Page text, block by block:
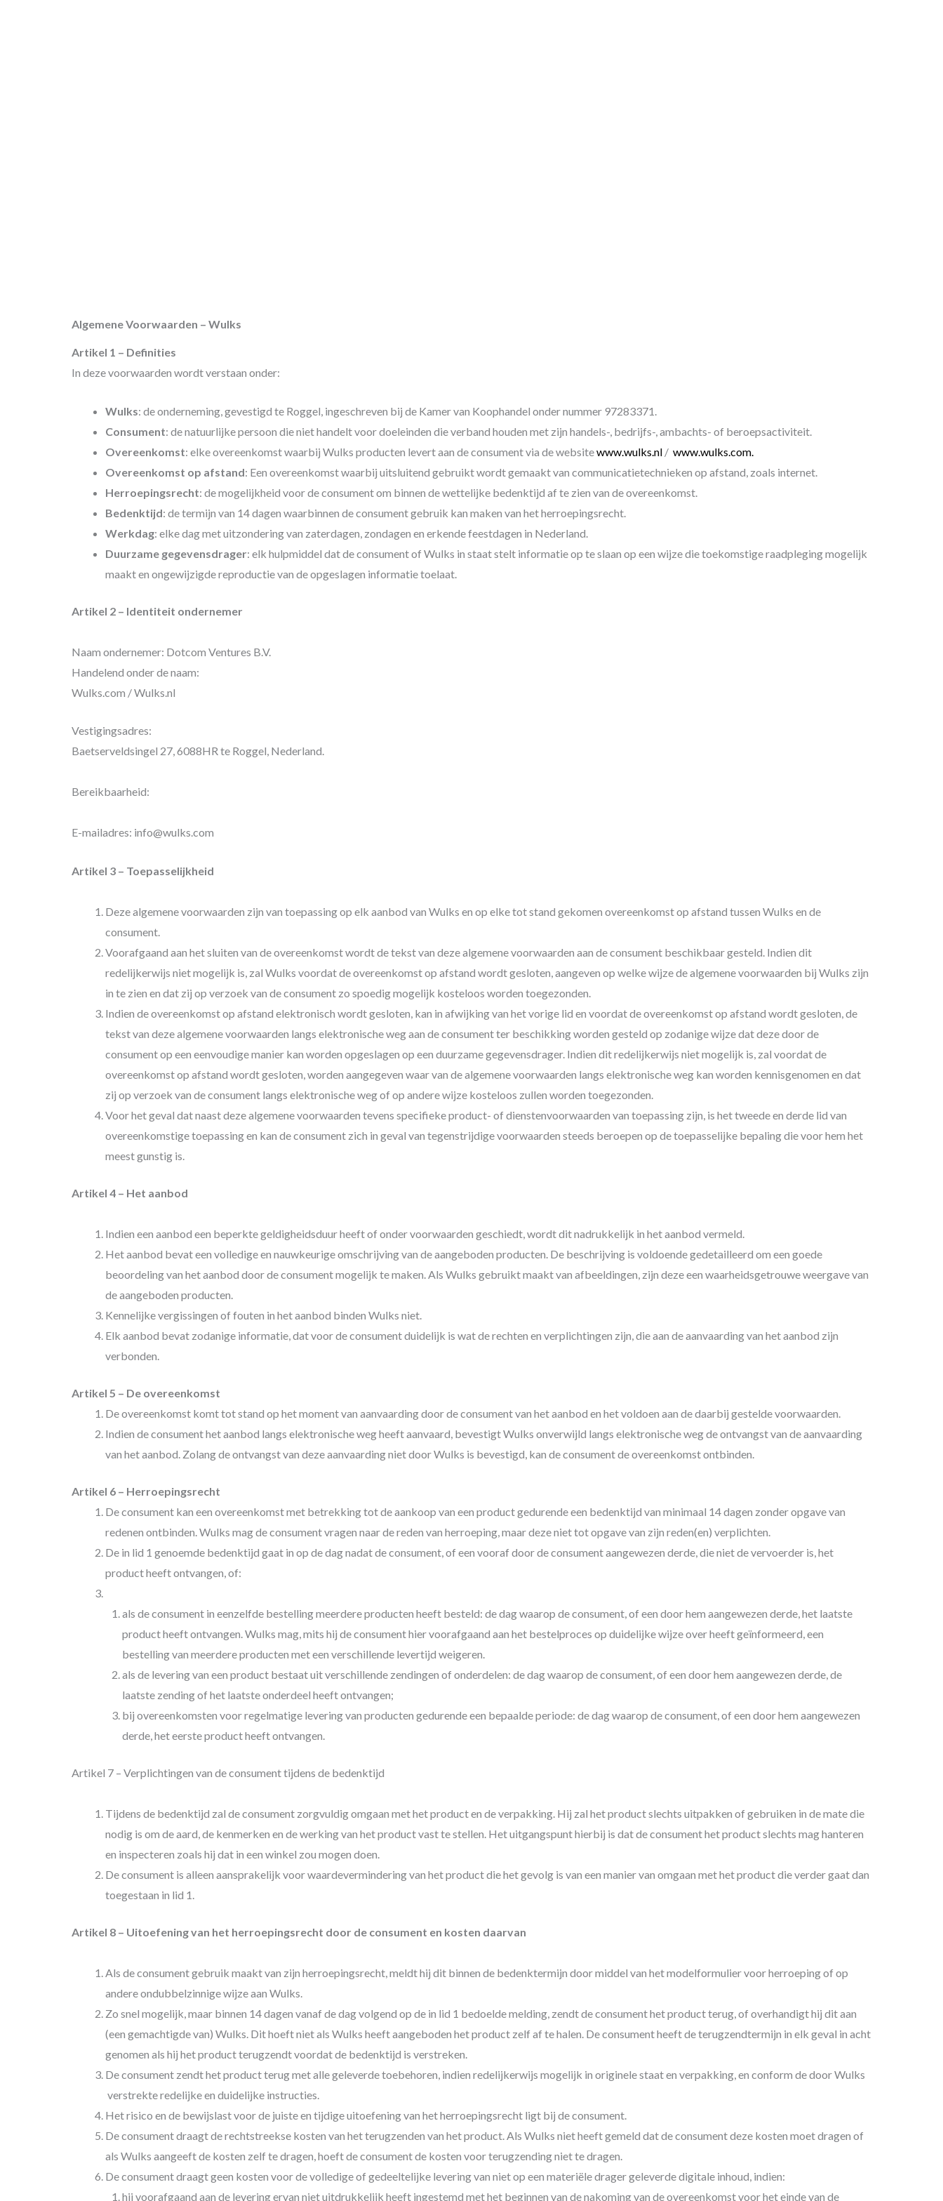
Algemene Voorwaarden – Wulks
Artikel 1 – Definities
In deze voorwaarden wordt verstaan onder:
Wulks: de onderneming, gevestigd te Roggel, ingeschreven bij de Kamer van Koophandel onder nummer 97283371.
Consument: de natuurlijke persoon die niet handelt voor doeleinden die verband houden met zijn handels-, bedrijfs-, ambachts- of beroepsactiviteit.
Overeenkomst: elke overeenkomst waarbij Wulks producten levert aan de consument via de websitewww.wulks.nl / www.wulks.com.
Overeenkomst op afstand: Een overeenkomst waarbij uitsluitend gebruikt wordt gemaakt van communicatietechnieken op afstand, zoals internet.
Herroepingsrecht: de mogelijkheid voor de consument om binnen de wettelijke bedenktijd af te zien van de overeenkomst.
Bedenktijd: de termijn van 14 dagen waarbinnen de consument gebruik kan maken van het herroepingsrecht.
Werkdag: elke dag met uitzondering van zaterdagen, zondagen en erkende feestdagen in Nederland.
Duurzame gegevensdrager: elk hulpmiddel dat de consument of Wulks in staat stelt informatie op te slaan op een wijze die toekomstige raadpleging mogelijk
maakt en ongewijzigde reproductie van de opgeslagen informatie toelaat.
Artikel 2 – Identiteit ondernemer
Naam ondernemer: Dotcom Ventures B.V.
Handelend onder de naam:
Wulks.com / Wulks.nl
Vestigingsadres:
Baetserveldsingel 27, 6088HR te Roggel, Nederland.
Bereikbaarheid:
E-mailadres: info@wulks.com
Artikel 3 – Toepasselijkheid
Deze algemene voorwaarden zijn van toepassing op elk aanbod van Wulks en op elke tot stand gekomen overeenkomst op afstand tussen Wulks en de
consument.
Voorafgaand aan het sluiten van de overeenkomst wordt de tekst van deze algemene voorwaarden aan de consument beschikbaar gesteld. Indien dit
redelijkerwijs niet mogelijk is, zal Wulks voordat de overeenkomst op afstand wordt gesloten, aangeven op welke wijze de algemene voorwaarden bij Wulks zijn
in te zien en dat zij op verzoek van de consument zo spoedig mogelijk kosteloos worden toegezonden.
Indien de overeenkomst op afstand elektronisch wordt gesloten, kan in afwijking van het vorige lid en voordat de overeenkomst op afstand wordt gesloten, de
tekst van deze algemene voorwaarden langs elektronische weg aan de consument ter beschikking worden gesteld op zodanige wijze dat deze door de
consument op een eenvoudige manier kan worden opgeslagen op een duurzame gegevensdrager. Indien dit redelijkerwijs niet mogelijk is, zal voordat de
overeenkomst op afstand wordt gesloten, worden aangegeven waar van de algemene voorwaarden langs elektronische weg kan worden kennisgenomen en dat
zij op verzoek van de consument langs elektronische weg of op andere wijze kosteloos zullen worden toegezonden.
Voor het geval dat naast deze algemene voorwaarden tevens specifieke product- of dienstenvoorwaarden van toepassing zijn, is het tweede en derde lid van
overeenkomstige toepassing en kan de consument zich in geval van tegenstrijdige voorwaarden steeds beroepen op de toepasselijke bepaling die voor hem het
meest gunstig is.
Artikel 4 – Het aanbod
Indien een aanbod een beperkte geldigheidsduur heeft of onder voorwaarden geschiedt, wordt dit nadrukkelijk in het aanbod vermeld.
Het aanbod bevat een volledige en nauwkeurige omschrijving van de aangeboden producten. De beschrijving is voldoende gedetailleerd om een goede
beoordeling van het aanbod door de consument mogelijk te maken. Als Wulks gebruikt maakt van afbeeldingen, zijn deze een waarheidsgetrouwe weergave van
de aangeboden producten.
Kennelijke vergissingen of fouten in het aanbod binden Wulks niet.
Elk aanbod bevat zodanige informatie, dat voor de consument duidelijk is wat de rechten en verplichtingen zijn, die aan de aanvaarding van het aanbod zijn
verbonden.
Artikel 5 – De overeenkomst
De overeenkomst komt tot stand op het moment van aanvaarding door de consument van het aanbod en het voldoen aan de daarbij gestelde voorwaarden.
Indien de consument het aanbod langs elektronische weg heeft aanvaard, bevestigt Wulks onverwijld langs elektronische weg de ontvangst van de aanvaarding
van het aanbod. Zolang de ontvangst van deze aanvaarding niet door Wulks is bevestigd, kan de consument de overeenkomst ontbinden.
Artikel 6 – Herroepingsrecht
De consument kan een overeenkomst met betrekking tot de aankoop van een product gedurende een bedenktijd van minimaal 14 dagen zonder opgave van
redenen ontbinden. Wulks mag de consument vragen naar de reden van herroeping, maar deze niet tot opgave van zijn reden(en) verplichten.
De in lid 1 genoemde bedenktijd gaat in op de dag nadat de consument, of een vooraf door de consument aangewezen derde, die niet de vervoerder is, het
product heeft ontvangen, of:
als de consument in eenzelfde bestelling meerdere producten heeft besteld: de dag waarop de consument, of een door hem aangewezen derde, het laatste
product heeft ontvangen. Wulks mag, mits hij de consument hier voorafgaand aan het bestelproces op duidelijke wijze over heeft geïnformeerd, een
bestelling van meerdere producten met een verschillende levertijd weigeren.
als de levering van een product bestaat uit verschillende zendingen of onderdelen: de dag waarop de consument, of een door hem aangewezen derde, de
laatste zending of het laatste onderdeel heeft ontvangen;
bij overeenkomsten voor regelmatige levering van producten gedurende een bepaalde periode: de dag waarop de consument, of een door hem aangewezen
derde, het eerste product heeft ontvangen.
Artikel 7 – Verplichtingen van de consument tijdens de bedenktijd
Tijdens de bedenktijd zal de consument zorgvuldig omgaan met het product en de verpakking. Hij zal het product slechts uitpakken of gebruiken in de mate die
nodig is om de aard, de kenmerken en de werking van het product vast te stellen. Het uitgangspunt hierbij is dat de consument het product slechts mag hanteren
en inspecteren zoals hij dat in een winkel zou mogen doen.
De consument is alleen aansprakelijk voor waardevermindering van het product die het gevolg is van een manier van omgaan met het product die verder gaat dan
toegestaan in lid 1.
Artikel 8 – Uitoefening van het herroepingsrecht door de consument en kosten daarvan
Als de consument gebruik maakt van zijn herroepingsrecht, meldt hij dit binnen de bedenktermijn door middel van het modelformulier voor herroeping of op
andere ondubbelzinnige wijze aan Wulks.
Zo snel mogelijk, maar binnen 14 dagen vanaf de dag volgend op de in lid 1 bedoelde melding, zendt de consument het product terug, of overhandigt hij dit aan
(een gemachtigde van) Wulks. Dit hoeft niet als Wulks heeft aangeboden het product zelf af te halen. De consument heeft de terugzendtermijn in elk geval in acht
genomen als hij het product terugzendt voordat de bedenktijd is verstreken.
De consument zendt het product terug met alle geleverde toebehoren, indien redelijkerwijs mogelijk in originele staat en verpakking, en conform de door Wulks
verstrekte redelijke en duidelijke instructies.
Het risico en de bewijslast voor de juiste en tijdige uitoefening van het herroepingsrecht ligt bij de consument.
De consument draagt de rechtstreekse kosten van het terugzenden van het product. Als Wulks niet heeft gemeld dat de consument deze kosten moet dragen of
als Wulks aangeeft de kosten zelf te dragen, hoeft de consument de kosten voor terugzending niet te dragen.
De consument draagt geen kosten voor de volledige of gedeeltelijke levering van niet op een materiële drager geleverde digitale inhoud, indien:
hij voorafgaand aan de levering ervan niet uitdrukkelijk heeft ingestemd met het beginnen van de nakoming van de overeenkomst voor het einde van de